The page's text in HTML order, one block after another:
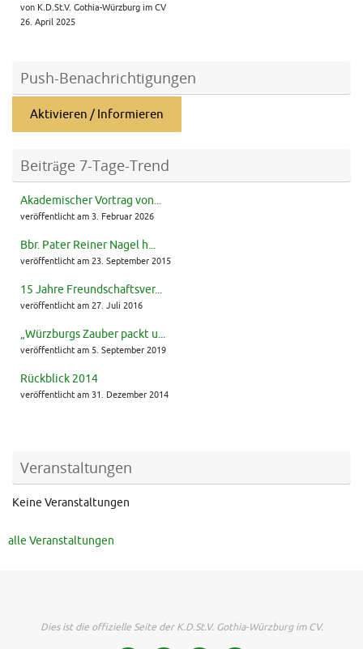
von K.D.St.V. Gothia-Würzburg im CV
26. April 2025
Push-Benachrichtigungen
Aktivieren / Informieren
Beiträge 7-Tage-Trend
Akademischer Vortrag von...
veröffentlicht am 3. Februar 2026
Bbr. Pater Reiner Nagel h...
veröffentlicht am 23. September 2015
15 Jahre Freundschaftsver...
veröffentlicht am 27. Juli 2016
„Würzburgs Zauber packt u...
veröffentlicht am 5. September 2019
Rückblick 2014
veröffentlicht am 31. Dezember 2014
Veranstaltungen
Keine Veranstaltungen
alle Veranstaltungen
Dies ist die offizielle Seite der K.D.St.V. Gothia-Würzburg im CV.